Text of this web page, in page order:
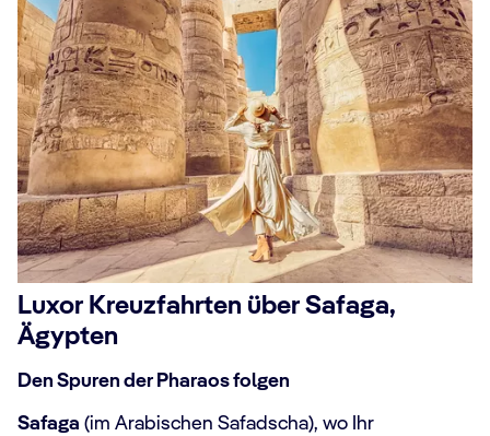
Luxor Kreuzfahrten über Safaga,
Ägypten
Den Spuren der Pharaos folgen
Safaga (im Arabischen Safadscha), wo Ihr